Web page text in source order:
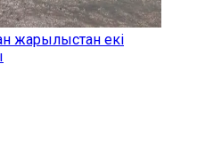
жарылыстан екі